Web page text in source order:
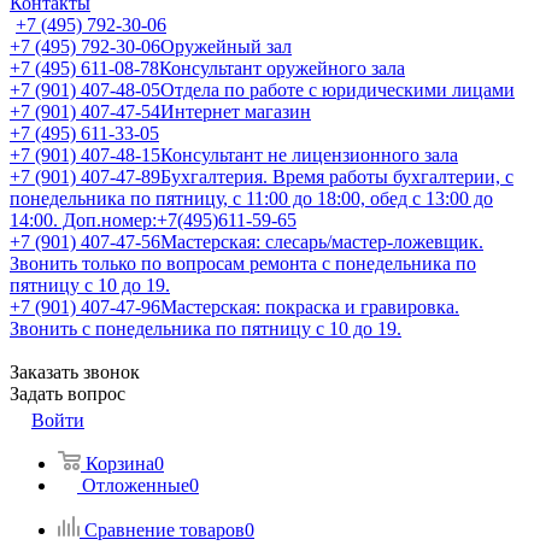
+7 (495) 792-30-06
+7 (495) 792-30-06Оружейный зал
+7 (495) 611-08-78Консультант оружейного зала
+7 (901) 407-48-05Отдела по работе с юридическими лицами
+7 (901) 407-47-54Интернет магазин
+7 (495) 611-33-05
+7 (901) 407-48-15Консультант не лицензионного зала
+7 (901) 407-47-89Бухгалтерия. Время работы бухгалтерии, с
понедельника по пятницу, с 11:00 до 18:00, обед с 13:00 до
14:00. Доп.номер:+7(495)611-59-65
+7 (901) 407-47-56Мастерская: слесарь/мастер-ложевщик.
Звонить только по вопросам ремонта с понедельника по
пятницу с 10 до 19.
+7 (901) 407-47-96Мастерская: покраска и гравировка.
Звонить с понедельника по пятницу с 10 до 19.
Заказать звонок
Задать вопрос
Войти
Корзина0
Отложенные0
Сравнение товаров0